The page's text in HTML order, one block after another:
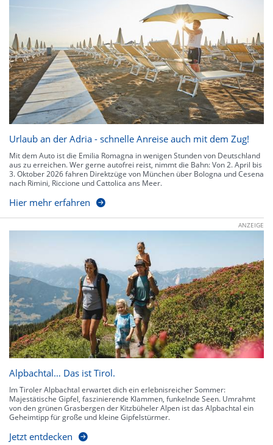
Urlaub an der Adria - schnelle Anreise auch mit dem Zug!
Mit dem Auto ist die Emilia Romagna in wenigen Stunden von Deutschland
aus zu erreichen. Wer gerne autofrei reist, nimmt die Bahn: Von 2. April bis
3. Oktober 2026 fahren Direktzüge von München über Bologna und Cesena
nach Rimini, Riccione und Cattolica ans Meer.
Hier mehr erfahren
ANZEIGE
Alpbachtal… Das ist Tirol.
Im Tiroler Alpbachtal erwartet dich ein erlebnisreicher Sommer:
Majestätische Gipfel, faszinierende Klammen, funkelnde Seen. Umrahmt
von den grünen Grasbergen der Kitzbüheler Alpen ist das Alpbachtal ein
Geheimtipp für große und kleine Gipfelstürmer.
Jetzt entdecken